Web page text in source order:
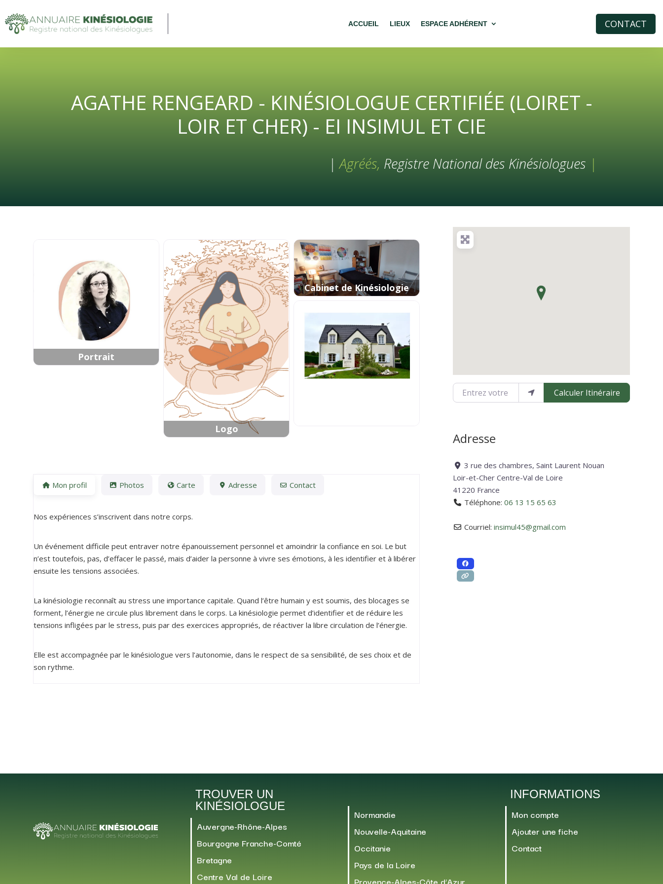
ACCUEIL LIEUX ESPACE ADHÉRENT CONTACT
AGATHE RENGEARD - KINÉSIOLOGUE CERTIFIÉE (LOIRET -
LOIR ET CHER) - EI INSIMUL ET CIE
|Agréés, Registre National des Kinésiologues |
Portrait
Logo
Cabinet de Kinésiologie
Mon profil Photos Carte Adresse Contact
Nos expériences s’inscrivent dans notre corps.
Un événement difficile peut entraver notre épanouissement personnel et amoindrir la confiance en soi. Le but
n’est toutefois, pas, d’effacer le passé, mais d’aider la personne à vivre ses émotions, à les identifier et à libérer
ensuite les tensions associées.
La kinésiologie reconnaît au stress une importance capitale. Quand l’être humain y est soumis, des blocages se
forment, l’énergie ne circule plus librement dans le corps. La kinésiologie permet d’identifier et de réduire les
tensions infligées par le stress, puis par des exercices appropriés, de réactiver la libre circulation de l’énergie.
Elle est accompagnée par le kinésiologue vers l’autonomie, dans le respect de sa sensibilité, de ses choix et de
son rythme.
Entrez votre emplacement Calculer Itinéraire
Adresse
3 rue des chambres, Saint Laurent Nouan
Loir-et-Cher Centre-Val de Loire
41220 France
Téléphone:06 13 15 65 63
Courriel:insimul45@gmail.com
TROUVER UN
KINÉSIOLOGUE
Auvergne-Rhône-Alpes
Bourgogne Franche-Comté
Bretagne
Centre Val de Loire
Normandie
Nouvelle-Aquitaine
Occitanie
Pays de la Loire
Provence-Alpes-Côte d’Azur
INFORMATIONS
Mon compte
Ajouter une fiche
Contact